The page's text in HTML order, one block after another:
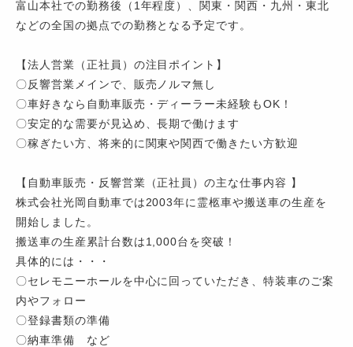
富山本社での勤務後（1年程度）、関東・関西・九州・東北
などの全国の拠点での勤務となる予定です。
【法人営業（正社員）の注目ポイント】
〇反響営業メインで、販売ノルマ無し
〇車好きなら自動車販売・ディーラー未経験もOK！
〇安定的な需要が見込め、長期で働けます
〇稼ぎたい方、将来的に関東や関西で働きたい方歓迎
【自動車販売・反響営業（正社員）の主な仕事内容 】
株式会社光岡自動車では2003年に霊柩車や搬送車の生産を
開始しました。
搬送車の生産累計台数は1,000台を突破！
具体的には・・・
〇セレモニーホールを中心に回っていただき、特装車のご案
内やフォロー
〇登録書類の準備
〇納車準備 など